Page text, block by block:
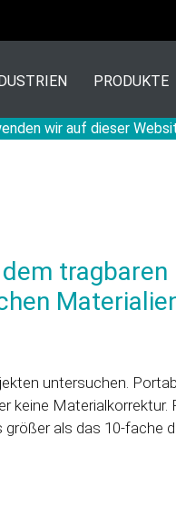
wir auf dieser
PRODUKTE
untersuchen.
keine Materialkorrektur.
als das 10-fache